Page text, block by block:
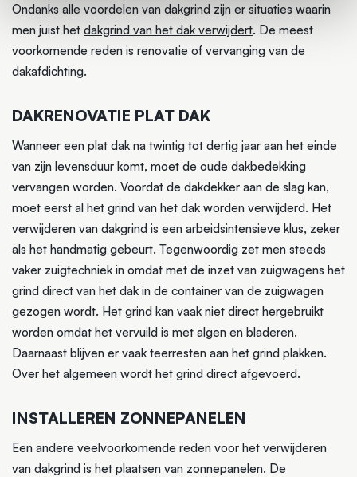
Ondanks alle voordelen van dakgrind zijn er situaties waarin
men juist het dakgrind van het dak verwijdert. De meest
voorkomende reden is renovatie of vervanging van de
dakafdichting.
DAKRENOVATIE PLAT DAK
Wanneer een plat dak na twintig tot dertig jaar aan het einde
van zijn levensduur komt, moet de oude dakbedekking
vervangen worden. Voordat de dakdekker aan de slag kan,
moet eerst al het grind van het dak worden verwijderd. Het
verwijderen van dakgrind is een arbeidsintensieve klus, zeker
als het handmatig gebeurt. Tegenwoordig zet men steeds
vaker zuigtechniek in omdat met de inzet van zuigwagens het
grind direct van het dak in de container van de zuigwagen
gezogen wordt. Het grind kan vaak niet direct hergebruikt
worden omdat het vervuild is met algen en bladeren.
Daarnaast blijven er vaak teerresten aan het grind plakken.
Over het algemeen wordt het grind direct afgevoerd.
INSTALLEREN ZONNEPANELEN
Een andere veelvoorkomende reden voor het verwijderen
van dakgrind is het plaatsen van zonnepanelen. De